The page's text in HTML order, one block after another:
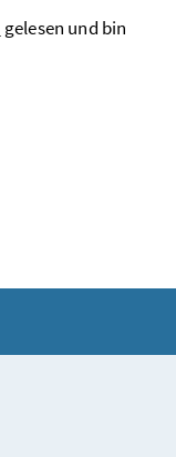
gelesen und bin